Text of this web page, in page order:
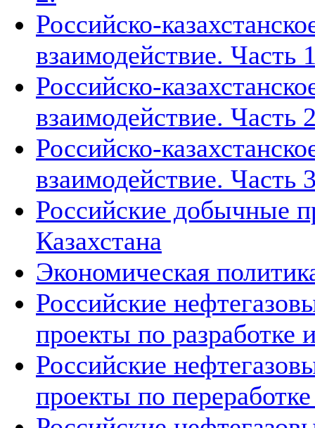
Российско-
взаимодействие. Часть
Российско-
взаимодействие. Часть
Российско-
взаимодействие. Часть
Российские добычные
Казахстана
Экономическая
Российские
проекты по
Российские
проекты по